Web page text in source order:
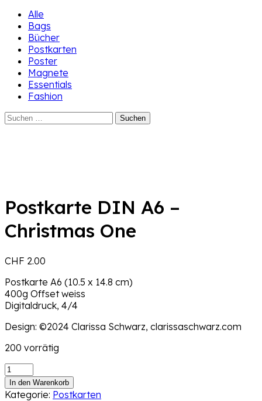
Alle
Bags
Bücher
Postkarten
Poster
Magnete
Essentials
Fashion
Suchen
Postkarte DIN A6 –
Christmas One
CHF 2.00
Postkarte A6 (10.5 x 14.8 cm)
400g Offset weiss
Digitaldruck, 4/4
Design: ©2024 Clarissa Schwarz, clarissaschwarz.com
200 vorrätig
Postkarte
DIN
A6
In den Warenkorb
Kategorie: Postkarten